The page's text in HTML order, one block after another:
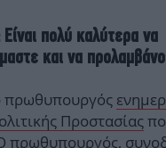
πολύ καλύτερα να
και να
πρωθυπουργός
Προστασίας
πρωθυπουργός,